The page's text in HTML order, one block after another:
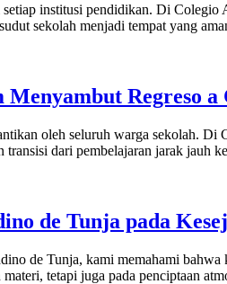
institusi pendidikan. Di
sekolah menjadi tempat yang
Regreso a
oleh seluruh warga sekolah.
transisi dari pembelajaran jarak jauh
de Tunja pada
de Tunja, kami memahami
tetapi juga pada penciptaan